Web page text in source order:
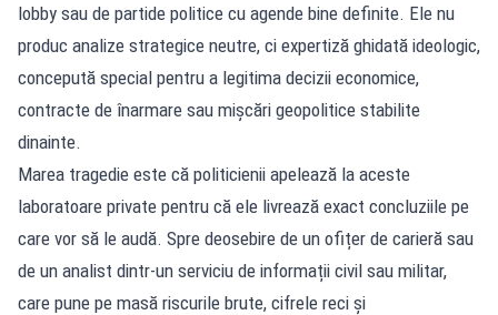
lobby sau de partide politice cu agende bine definite. Ele nu
produc analize strategice neutre, ci expertiză ghidată ideologic,
concepută special pentru a legitima decizii economice,
contracte de înarmare sau mișcări geopolitice stabilite
dinainte.
Marea tragedie este că politicienii apelează la aceste
laboratoare private pentru că ele livrează exact concluziile pe
care vor să le audă. Spre deosebire de un ofițer de carieră sau
de un analist dintr-un serviciu de informații civil sau militar,
care pune pe masă riscurile brute, cifrele reci și